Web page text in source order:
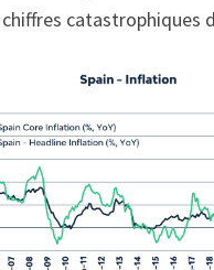
catastrophiques